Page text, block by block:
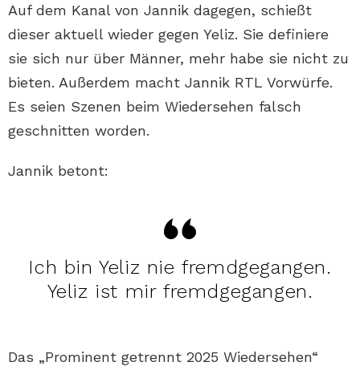
Auf dem Kanal von Jannik dagegen, schießt
dieser aktuell wieder gegen Yeliz. Sie definiere
sie sich nur über Männer, mehr habe sie nicht zu
bieten. Außerdem macht Jannik RTL Vorwürfe.
Es seien Szenen beim Wiedersehen falsch
geschnitten worden.
Jannik betont:
Ich bin Yeliz nie fremdgegangen.
Yeliz ist mir fremdgegangen.
Das „Prominent getrennt 2025 Wiedersehen“